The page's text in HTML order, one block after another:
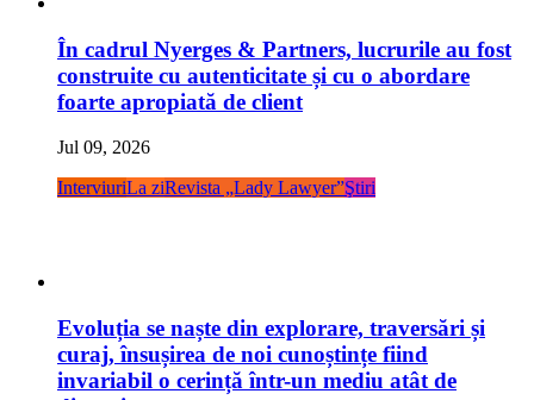
În cadrul Nyerges & Partners, lucrurile au fost
construite cu autenticitate și cu o abordare
foarte apropiată de client
Jul 09, 2026
InterviuriLa ziRevista „Lady Lawyer”Ştiri
Evoluția se naște din explorare, traversări și
curaj, însușirea de noi cunoștințe fiind
invariabil o cerință într-un mediu atât de